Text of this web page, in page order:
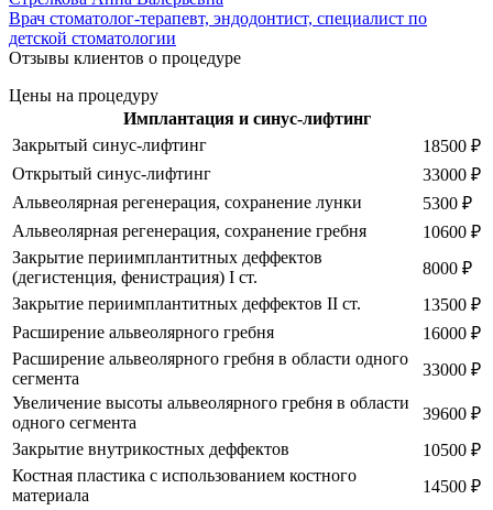
Врач стоматолог-терапевт, эндодонтист, специалист по
детской стоматологии
Отзывы клиентов о процедуре
Цены на процедуру
Имплантация и синус-лифтинг
Закрытый синус-лифтинг
18500 ₽
Открытый синус-лифтинг
33000 ₽
Альвеолярная регенерация, сохранение лунки
5300 ₽
Альвеолярная регенерация, сохранение гребня
10600 ₽
Закрытие периимплантитных деффектов
(дегистенция, фенистрация) I ст.
8000 ₽
Закрытие периимплантитных деффектов II ст.
13500 ₽
Расширение альвеолярного гребня
16000 ₽
Расширение альвеолярного гребня в области одного
сегмента
33000 ₽
Увеличение высоты альвеолярного гребня в области
одного сегмента
39600 ₽
Закрытие внутрикостных деффектов
10500 ₽
Костная пластика с использованием костного
материала
14500 ₽